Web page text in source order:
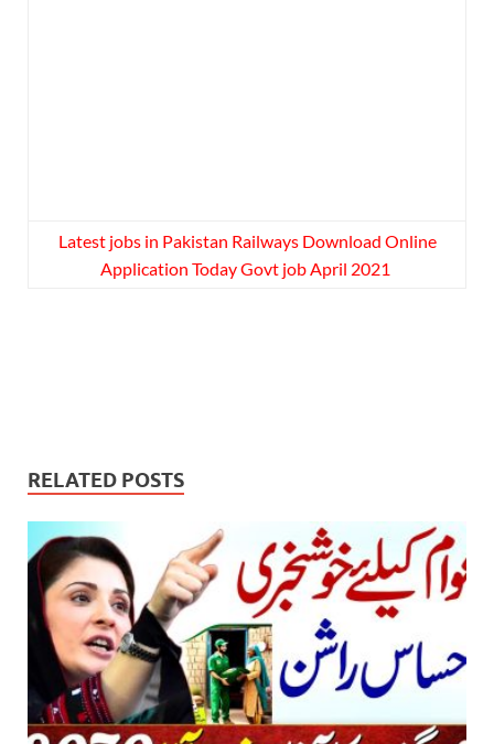
Latest jobs in Pakistan Railways Download Online
Application Today Govt job April 2021
RELATED POSTS